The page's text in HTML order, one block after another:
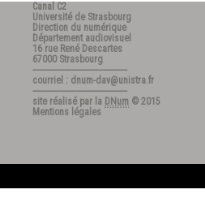
Canal C2
Université de Strasbourg
Direction du numérique
Département audiovisuel
16 rue René Descartes
67000 Strasbourg
---------------------------------------
courriel : dnum-dav@unistra.fr
---------------------------------------
site réalisé par la DNum © 2015
Mentions légales